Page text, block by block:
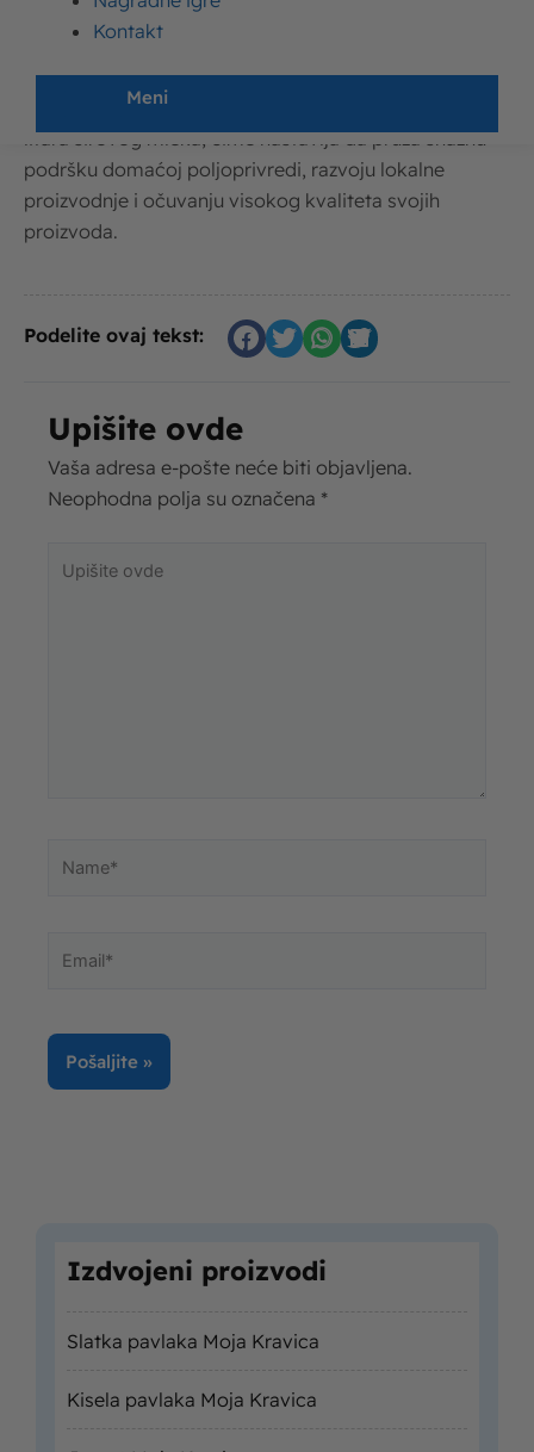
Kontakt
Meni
mleka, Imlek sarađuje sa najvećim brojem farmera
širom Srbije i svakodnevno otkupljuje više od 750.000
litara mleka. Tokom prethodne godine kompanija je
od domaćih farmera otkupila više od 260 miliona
litara sirovog mleka, čime nastavlja da pruža snažnu
podršku domaćoj poljoprivredi, razvoju lokalne
proizvodnje i očuvanju visokog kvaliteta svojih
proizvoda.
Podelite ovaj tekst:
Upišite ovde
Vaša adresa e-pošte neće biti objavljena.
Neophodna polja su označena *
ovde
Izdvojeni proizvodi
Slatka pavlaka Moja Kravica
Kisela pavlaka Moja Kravica